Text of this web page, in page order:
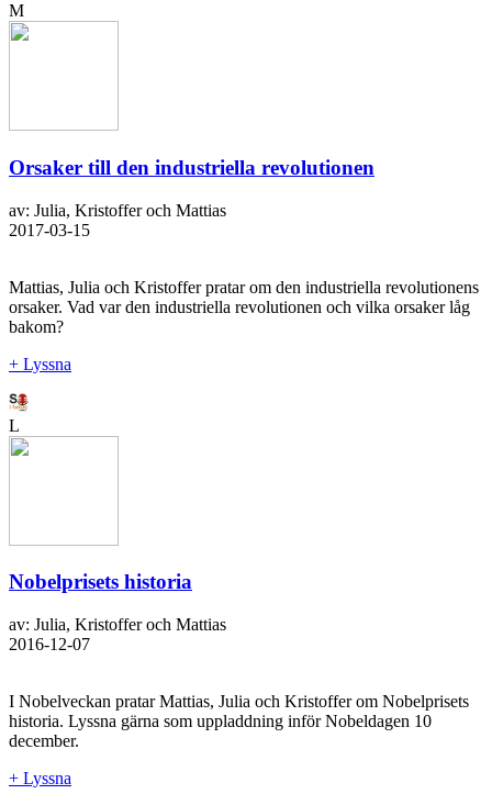
M
Orsaker till den industriella revolutionen
av: Julia, Kristoffer och Mattias
2017-03-15
Mattias, Julia och Kristoffer pratar om den industriella revolutionens
orsaker. Vad var den industriella revolutionen och vilka orsaker låg
bakom?
+ Lyssna
L
Nobelprisets historia
av: Julia, Kristoffer och Mattias
2016-12-07
I Nobelveckan pratar Mattias, Julia och Kristoffer om Nobelprisets
historia. Lyssna gärna som uppladdning inför Nobeldagen 10
december.
+ Lyssna